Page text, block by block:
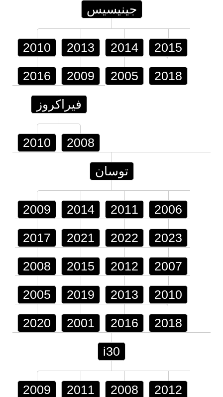
جينيسيس
2010 2013 2014 2015
2016 2009 2005 2018
فيراكروز
2010 2008
توسان
2009 2014 2011 2006
2017 2021 2022 2023
2008 2015 2012 2007
2005 2019 2013 2010
2020 2001 2016 2018
i30
2009 2011 2008 2012